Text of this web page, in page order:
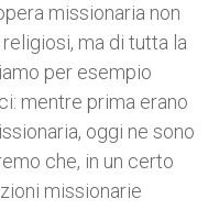
missionaria non
ma di tutta la
per esempio
mentre prima erano
oggi ne sono
che, in un certo
missionarie